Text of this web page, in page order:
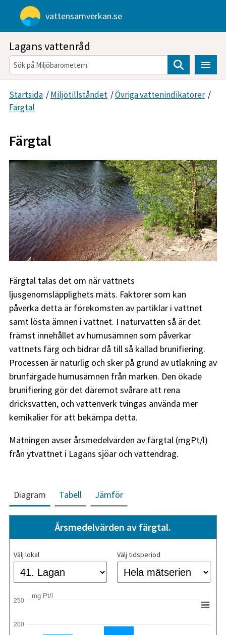
Gå direkt till sidans innehåll
vattensamverkan.se
Lagans vattenråd
Sök
Startsida /Miljötillståndet /Övriga vattenindikatorer /
Färgtal
Färgtal
Färgtal talas det om när vattnets
ljusgenomsläpplighets mäts. Faktorer som kan
påverka detta är förekomsten av partiklar i vattnet
samt lösta ämnen i vattnet. I naturvatten så är det
främst innehållet av humusämnen som påverkar
vattnets färg och bidrar då till så kallad brunifiering.
Processen är naturlig och sker på grund av utlakning av
brunfärgade humusämnen från marken. Den ökade
brunifiering gör det däremot svårare att rena
dricksvatten, och vattenverk tvingas använda mer
kemikalier för att bekämpa detta.
Mätningen avser årsmedelvärden av färgtal (mgPt/l)
från ytvattnet i Lagans sjöar och vattendrag.
Diagram Tabell Jämför
Årsmedelvärden av färgtal.
Välj lokal Välj tidsperiod
mg Pt/l
200
250